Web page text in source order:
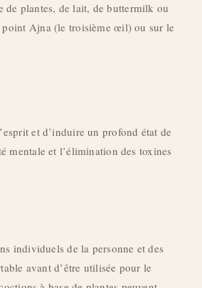
plantes, de lait, de buttermilk ou
point Ajna (le troisième œil) ou sur le
et d’induire un profond état de
mentale et l’élimination des toxines
individuels de la personne et des
avant d’être utilisée pour le